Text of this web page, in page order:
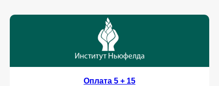
Оплата 5 + 15